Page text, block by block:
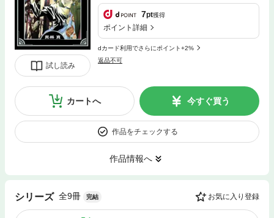
試し読み
7pt獲得
ポイント詳細
dカード利用でさらにポイント+2%
返品不可
カートへ 今すぐ買う
作品をチェックする
作品情報へ
シリーズ 全9冊 完結 お気に入り登録